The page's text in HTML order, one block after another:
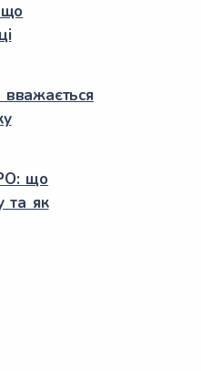
що
що
та як